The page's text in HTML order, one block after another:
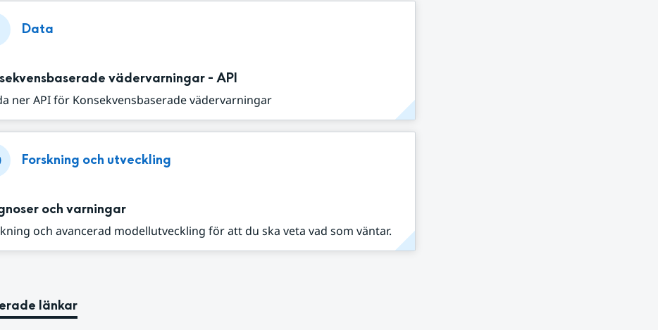
Data
vädervarningar - API
ner API för Konsekvensbaserade vädervarningar
Forskning och utveckling
och varningar
och avancerad modellutveckling för att du ska veta vad som väntar.
länkar